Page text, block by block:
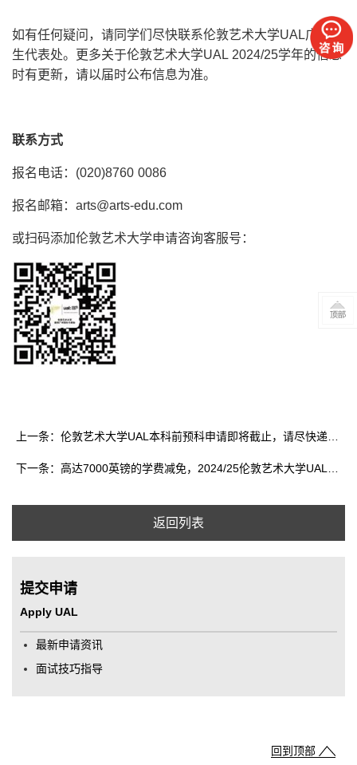
如有任何疑问，请同学们尽快联系伦敦艺术大学UAL广州招
生代表处。更多关于伦敦艺术大学UAL 2024/25学年的信息
时有更新，请以届时公布信息为准。
联系方式
报名电话：(020)8760 0086
报名邮箱：arts@arts-edu.com
或扫码添加伦敦艺术大学申请咨询客服号：
返回列表
提交申请
Apply UAL
最新申请资讯
面试技巧指导
回到顶部